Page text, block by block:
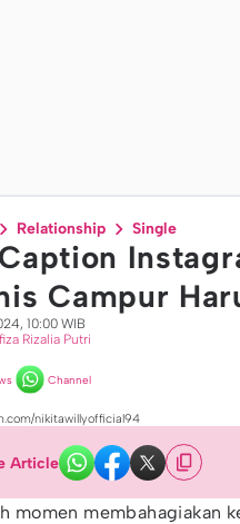
Relationship Single
Campur
10:00 WIB
Rizalia Putri
Channel
nikitawillyofficial94
Article
momen membahagiakan